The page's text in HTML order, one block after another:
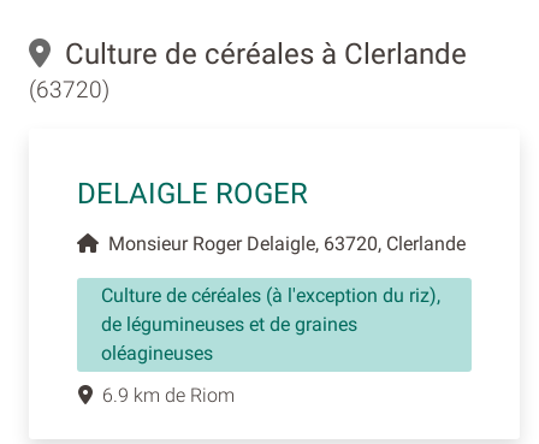
Culture de céréales à Clerlande
(63720)
DELAIGLE ROGER
Monsieur Roger Delaigle, 63720, Clerlande
Culture de céréales (à l'exception du riz),
de légumineuses et de graines
oléagineuses
6.9 km de Riom